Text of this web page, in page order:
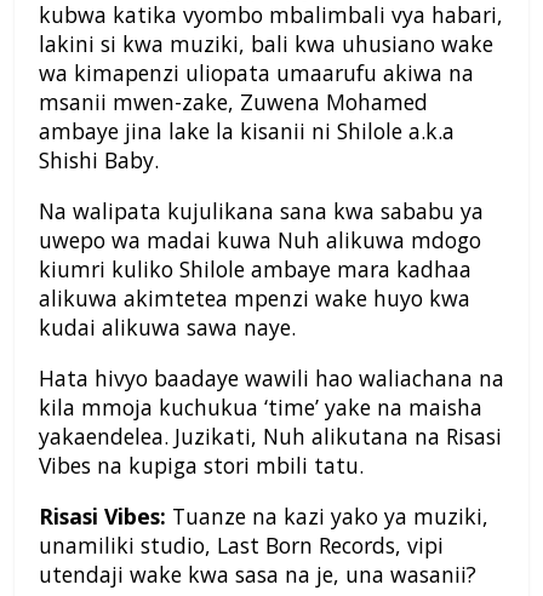
kubwa katika vyombo mbalimbali vya habari,
lakini si kwa muziki, bali kwa uhusiano wake
wa kimapenzi uliopata umaarufu akiwa na
msanii mwen-zake, Zuwena Mohamed
ambaye jina lake la kisanii ni Shilole a.k.a
Shishi Baby.
Na walipata kujulikana sana kwa sababu ya
uwepo wa madai kuwa Nuh alikuwa mdogo
kiumri kuliko Shilole ambaye mara kadhaa
alikuwa akimtetea mpenzi wake huyo kwa
kudai alikuwa sawa naye.
Hata hivyo baadaye wawili hao waliachana na
kila mmoja kuchukua ‘time’ yake na maisha
yakaendelea. Juzikati, Nuh alikutana na Risasi
Vibes na kupiga stori mbili tatu.
Risasi Vibes: Tuanze na kazi yako ya muziki,
unamiliki studio, Last Born Records, vipi
utendaji wake kwa sasa na je, una wasanii?